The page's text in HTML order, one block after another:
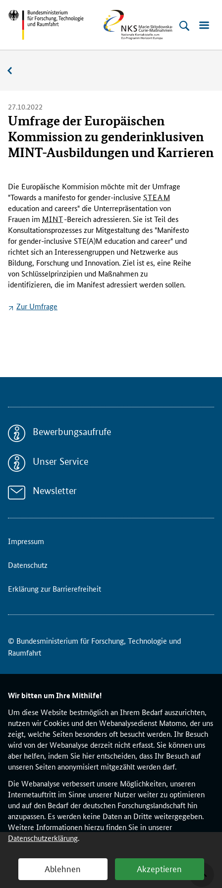
Wir bitten um Ihre Mithilfe!
Um diese Website bestmöglich an Ihrem Bedarf auszurichten,
nutzen wir Cookies und den Webanalysedienst Matomo, der uns
zeigt, welche Seiten besonders oft besucht werden. Ihr Besuch
wird von der Webanalyse derzeit nicht erfasst. Sie können uns
aber helfen, indem Sie hier entscheiden, dass Ihr Besuch auf
unseren Seiten anonymisiert mitgezählt werden darf.
Die Webanalyse verbessert unsere Möglichkeiten, unseren
Internetauftritt im Sinne unserer Nutzer weiter zu optimieren
und auf den Bedarf der deutschen Forschungslandschaft hin
anzupassen. Es werden keine Daten an Dritte weitergegeben.
Weitere Informationen hierzu finden Sie in unserer
Datenschutzerklärung.
Ablehnen Akzeptieren
Direkt
zum
Inhalt
(Eingabetaste)
Direkt
zum
Hauptmenu
(Eingabetaste)
Direkt
zur
Suche
(Eingabetaste)
Direkt
zur
Fußleiste
(Enter)
Bundesministerium
und
NKS
MSC
27.10.2022
Umfrage der Europäischen
Kommission zu genderinklusiven
MINT-Ausbildungen und Karrieren
i
e
E
u
r
o
p
ä
i
s
s
m
ö
h
t
m
i
d
r
m
r
T
o
a
d
a
m
a
n
i
f
e
s
t
o
f
o
Die Europäische Kommision möchte mit der Umfrage
"Towards a manifesto for gender-inclusive STEAM
education and careers" die Unterrepräsentation von
Frauen im MINT-Bereich adressieren. Sie ist Teil des
Konsultationsprozesses zur Mitgestaltung des "Manifesto
for gender-inclusive STE(A)M education and career" und
richtet sich an Interessengruppen und Netzwerke aus
Bildung, Forschung und Innovation. Ziel ist es, eine Reihe
von Schlüsselprinzipien und Maßnahmen zu
identifizieren, die im Manifest adressiert werden sollen.
Zur Umfrage
Bewerbungsaufrufe
Unser Service
Newsletter
Impressum
Datenschutz
Erklärung zur Barrierefreiheit
© Bundesministerium für Forschung, Technologie und
Raumfahrt